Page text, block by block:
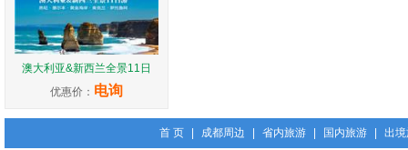
澳大利亚&新西兰全景11日
优惠价： 电询
首 页 成都周边 省内旅游 国内旅游 出